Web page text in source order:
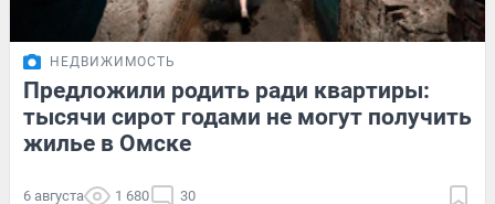
НЕДВИЖИМОСТЬ
Предложили родить ради квартиры:
тысячи сирот годами не могут получить
жилье в Омске
6 августа 1 680 30